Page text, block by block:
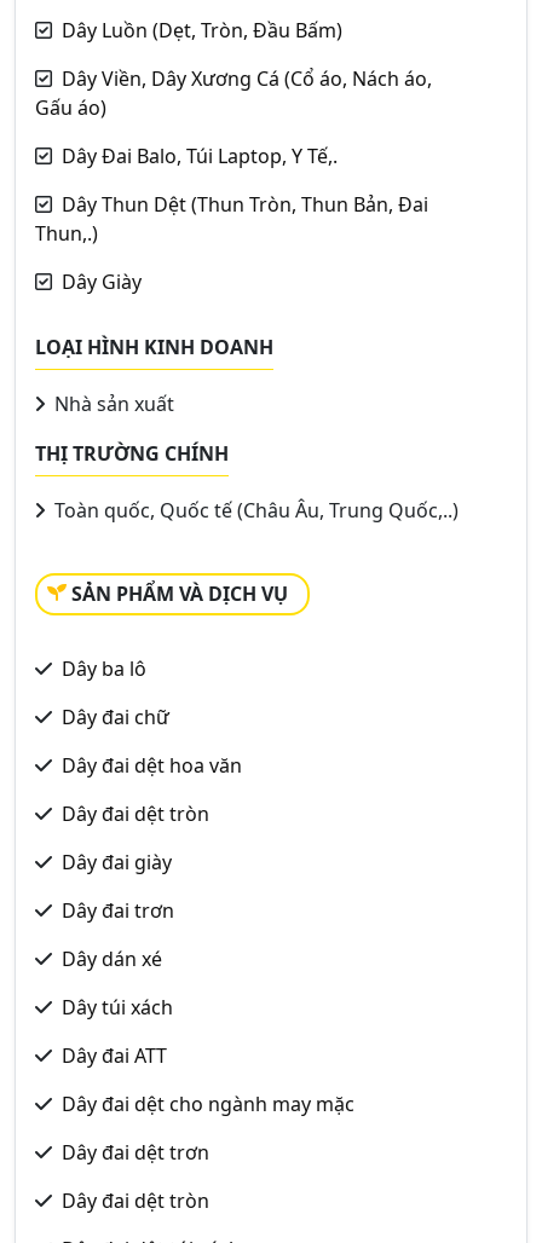
Dây Luồn (Dẹt, Tròn, Đầu Bấm)
Dây Viền, Dây Xương Cá (Cổ áo, Nách áo,
Gấu áo)
Dây Đai Balo, Túi Laptop, Y Tế,.
Dây Thun Dệt (Thun Tròn, Thun Bản, Đai
Thun,.)
Dây Giày
LOẠI HÌNH KINH DOANH
Nhà sản xuất
THỊ TRƯỜNG CHÍNH
Toàn quốc, Quốc tế (Châu Âu, Trung Quốc,..)
SẢN PHẨM VÀ DỊCH VỤ
Dây ba lô
Dây đai chữ
Dây đai dệt hoa văn
Dây đai dệt tròn
Dây đai giày
Dây đai trơn
Dây dán xé
Dây túi xách
Dây đai ATT
Dây đai dệt cho ngành may mặc
Dây đai dệt trơn
Dây đai dệt tròn